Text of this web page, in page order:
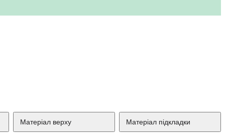
Матеріал верху Матеріал підкладки